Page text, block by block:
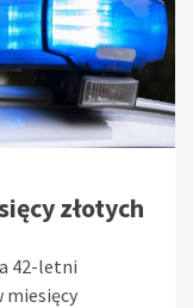
złotych
42-letni
miesięcy